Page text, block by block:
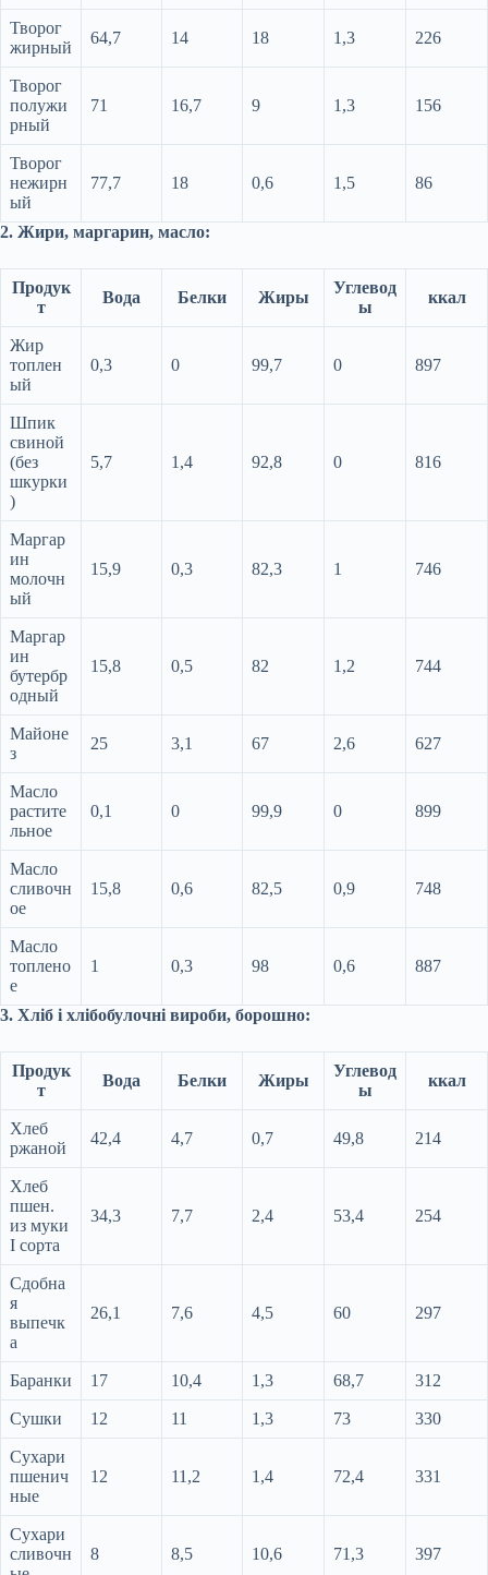
Творог
жирный
64,7 14 18 1,3 226
Творог
полужи
рный
71 16,7 9 1,3 156
Творог
нежирн
ый
77,7 18 0,6 1,5 86
2. Жири, маргарин, масло:
Продук
т
Вода Белки Жиры
Углевод
ы
ккал
Жир
топлен
ый
0,3 0 99,7 0 897
Шпик
свиной
(без
шкурки
)
5,7 1,4 92,8 0 816
Маргар
ин
молочн
ый
15,9 0,3 82,3 1 746
Маргар
ин
бутербр
одный
15,8 0,5 82 1,2 744
Майоне
з
25 3,1 67 2,6 627
Масло
растите
льное
0,1 0 99,9 0 899
Масло
сливочн
ое
15,8 0,6 82,5 0,9 748
Масло
топлено
е
1 0,3 98 0,6 887
3. Хліб і хлібобулочні вироби, борошно:
Продук
т
Вода Белки Жиры
Углевод
ы
ккал
Хлеб
ржаной
42,4 4,7 0,7 49,8 214
Хлеб
пшен.
из муки
I сорта
34,3 7,7 2,4 53,4 254
Сдобна
я
выпечк
а
26,1 7,6 4,5 60 297
Баранки 17 10,4 1,3 68,7 312
Сушки 12 11 1,3 73 330
Сухари
пшенич
ные
12 11,2 1,4 72,4 331
Сухари
сливочн
8 8,5 10,6 71,3 397